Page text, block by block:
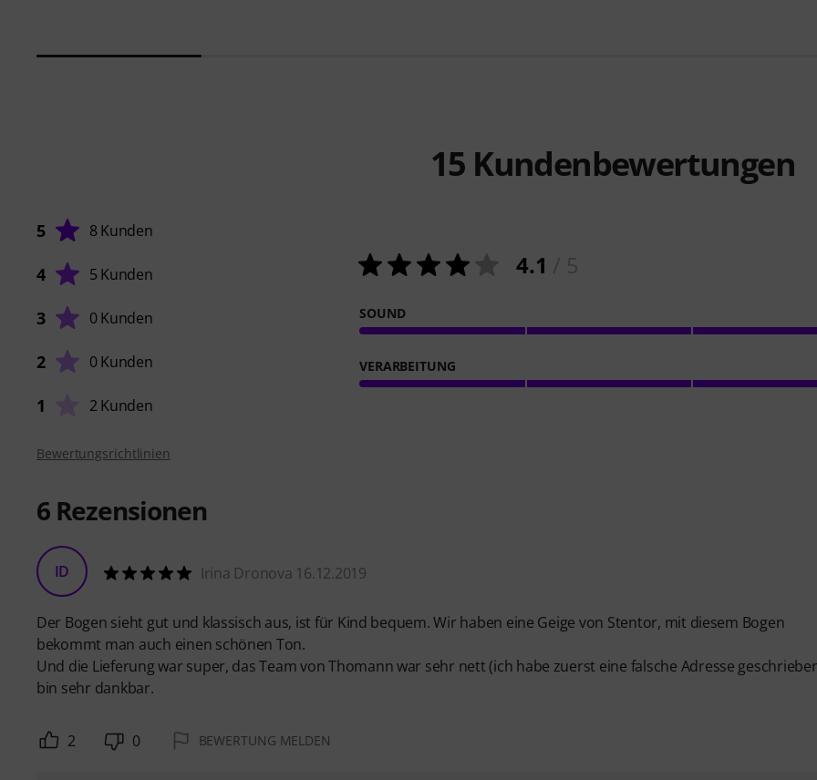
15 Kundenbewertungen
5 8 Kunden
4 5 Kunden
3 0 Kunden
2 0 Kunden
1 2 Kunden
4.1
SOUND
VERARBEITUNG
Bewertungsrichtlinien
6 Rezensionen
ID Irina Dronova 16.12.2019
Der Bogen sieht gut und klassisch aus, ist für Kind bequem. Wir haben eine Geige von Stentor, mit diesem Bogen
bekommt man auch einen schönen Ton.
Und die Lieferung war super, das Team von Thomann war sehr nett (ich habe zuerst eine falsche Adresse
bin sehr dankbar.
2 0 BEWERTUNG MELDEN